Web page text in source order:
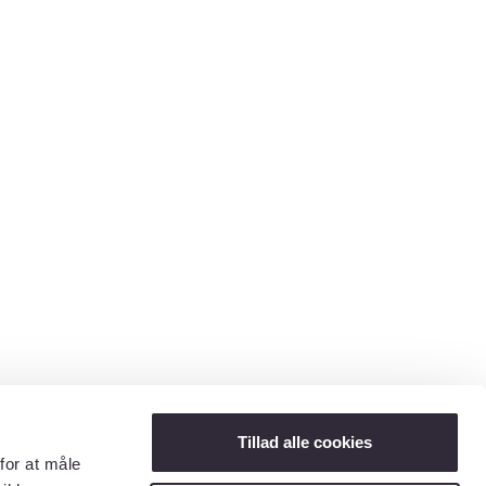
at måle
Tillad alle cookies